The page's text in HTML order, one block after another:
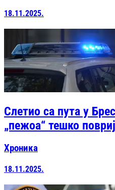
18.11.2025.
Слетио са пута у
„пежоа“ тешко
Хроника
18.11.2025.